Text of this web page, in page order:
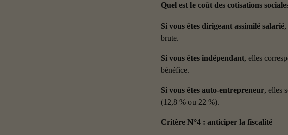
Quel est le coût des cotisations
Si vous êtes dirigeant assimilé salarié
brute.
Si vous êtes indépendant, elles
bénéfice.
Si vous êtes auto-entrepreneur, elles
(12,8 % ou 22 %).
Critère N°4 : anticiper la fiscalité